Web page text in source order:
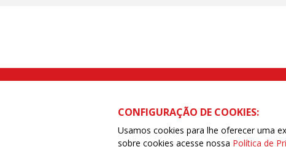
Rua Caetano Pinto nº 575 CEP 03041-
CONFIGURAÇÃO DE COOKIES:
Usamos cookies para lhe oferecer uma
sobre cookies acesse nossa Política de